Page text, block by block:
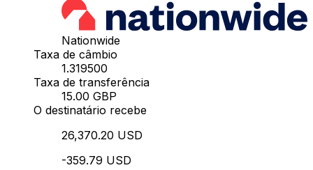
Nationwide
Taxa de câmbio
1.319500
Taxa de transferência
15.00 GBP
O destinatário recebe
26,370.20 USD
-359.79 USD